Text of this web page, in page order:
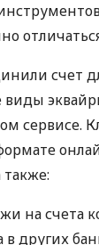
счет
виды
сервисе.
на счета
в других